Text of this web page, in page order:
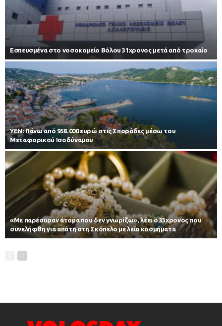
Εσπευσμένα στο νοσοκομείο Βόλου 31χρονος μετά από τροχαίο
ΥΕΝ: Πάνω από 958.000 ευρώ στις Σποράδες μέσω του
Μεταφορικού Ισοδύναμου
«Με παρέσυραν άτομα που δεν γνωρίζω», λέει ο 33χρονος που
συνελήφθη για απάτη στη Σκόπελο με λεία κοσμήματα